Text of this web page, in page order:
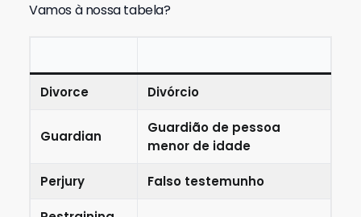
Vamos à nossa tabela?
Divorce Divórcio
Guardian
Guardião de pessoa
menor de idade
Perjury Falso testemunho